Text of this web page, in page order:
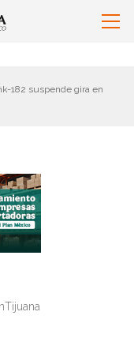
182 suspende gira en
Tijuana